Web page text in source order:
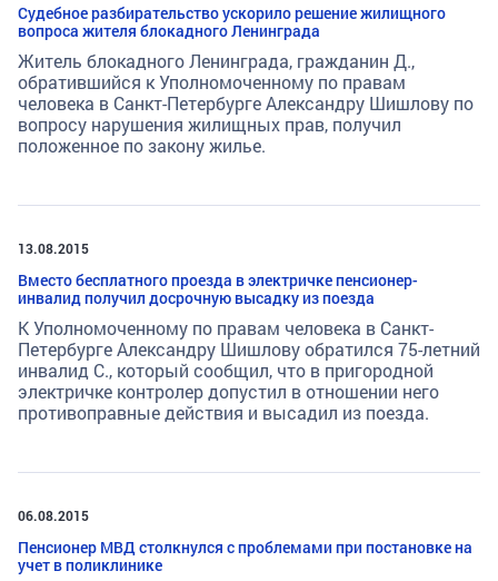
Судебное разбирательство ускорило решение жилищного
вопроса жителя блокадного Ленинграда
Житель блокадного Ленинграда, гражданин Д.,
обратившийся к Уполномоченному по правам
человека в Санкт-Петербурге Александру Шишлову по
вопросу нарушения жилищных прав, получил
положенное по закону жилье.
13.08.2015
Вместо бесплатного проезда в электричке пенсионер-
инвалид получил досрочную высадку из поезда
К Уполномоченному по правам человека в Санкт-
Петербурге Александру Шишлову обратился 75-летний
инвалид С., который сообщил, что в пригородной
электричке контролер допустил в отношении него
противоправные действия и высадил из поезда.
06.08.2015
Пенсионер МВД столкнулся с проблемами при постановке на
учет в поликлинике